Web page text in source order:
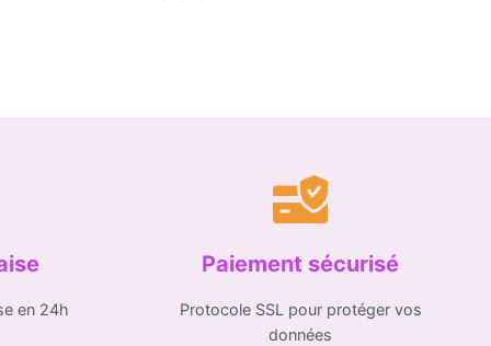
en 24h
Paiement sécurisé
Protocole SSL pour protéger vos
données